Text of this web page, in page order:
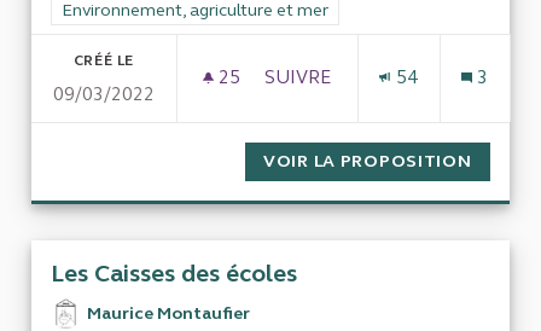
Filtrer les résultats de la catégorie : Environnement,
Environnement, agriculture et mer
CRÉÉ LE
09/03/2022
25 25 ABONNÉS
SUIVRE
54 3
VOIR LA PROPOSITION
Les Caisses des écoles
Maurice Montaufier